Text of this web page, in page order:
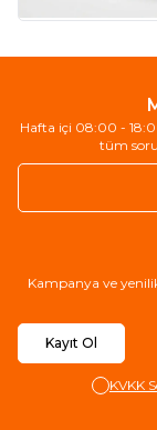
Hafta içi 08:00 -
tüm
Kampanya ve
Kayıt Ol
KVKK